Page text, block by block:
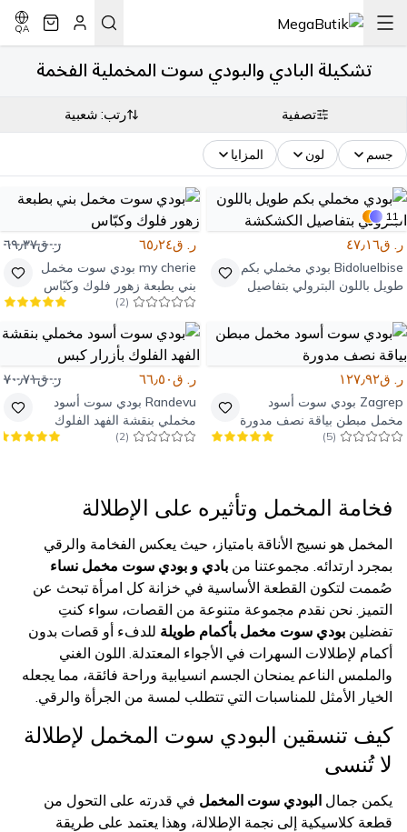
QA
تشكيلة البادي والبودي سوت المخملية الفخمة
تصفية رتب: شعبية
جسم لون المزايا
11
ر. ق٤٧٫١٦
Bidoluelbise بودي مخملي بكم
طويل باللون البترولي بتفاصيل
ر. ق٦٥٫٢٤ ر. ق٦٩٫٣٧
my cherie بودي سوت مخمل
بني بطبعة زهور فلوك وكبّاس
(
2
)
ر. ق١٢٧٫٩٢
Zagrep بودي سوت أسود
مخمل مبطن بياقة نصف مدورة
(
5
)
ر. ق٦٦٫٥٠ ر. ق٧٠٫٧١
Randevu بودي سوت أسود
مخملي بنقشة الفهد الفلوك
بأزرار كبس (
2
)
فخامة المخمل وتأثيره على الإطلالة
المخمل هو نسيج الأناقة بامتياز، حيث يعكس الفخامة والرقي
بمجرد ارتدائه. مجموعتنا من بادي و بودي سوت مخمل نساء
صُممت لتكون القطعة الأساسية في خزانة كل امرأة تبحث عن
التميز. نحن نقدم مجموعة متنوعة من القصات، سواء كنتِ
تفضلين بودي سوت مخمل بأكمام طويلة للدفء أو قصات بدون
أكمام لإطلالات السهرات في الأجواء المعتدلة. اللون الغني
والملمس الناعم يمنحان الجسم انسيابية وراحة فائقة، مما يجعله
الخيار الأمثل للمناسبات التي تتطلب لمسة من الجرأة والرقي.
كيف تنسقين البودي سوت المخمل لإطلالة
لا تُنسى
يكمن جمال البودي سوت المخمل في قدرته على التحول من
قطعة كلاسيكية إلى نجمة الإطلالة، وهذا يعتمد على طريقة